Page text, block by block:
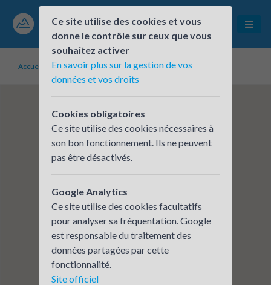
Accueil Établissements inscrits TRONIC'S MICROSYSTEMS
Ce site utilise des cookies et vous
donne le contrôle sur ceux que vous
souhaitez activer
En savoir plus sur la gestion de vos
données et vos droits
Cookies obligatoires
Ce site utilise des cookies nécessaires à
son bon fonctionnement. Ils ne peuvent
pas être désactivés.
Google Analytics
Ce site utilise des cookies facultatifs
pour analyser sa fréquentation. Google
est responsable du traitement des
données partagées par cette
fonctionnalité.
Site officiel